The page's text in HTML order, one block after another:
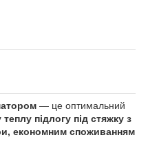
— це оптимальний
теплу підлогу під стяжку з
економним споживанням